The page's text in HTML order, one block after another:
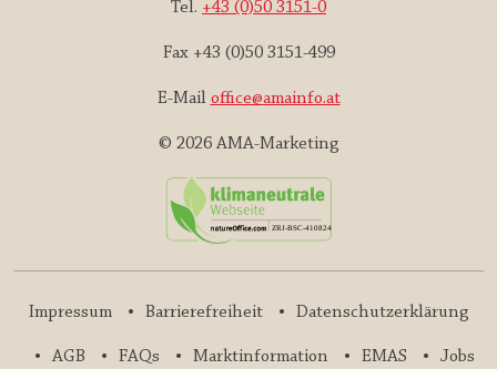
Tel. +43 (0)50 3151-0
Fax +43 (0)50 3151-499
E-Mail office@amainfo.at
© 2026 AMA-Marketing
Impressum Barrierefreiheit Datenschutzerklärung
AGB FAQs Marktinformation EMAS Jobs